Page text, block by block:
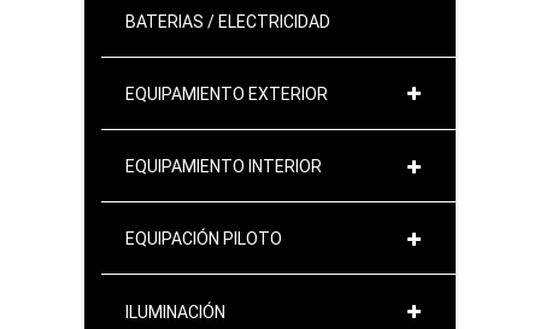
BATERIAS / ELECTRICIDAD
EQUIPAMIENTO EXTERIOR
EQUIPAMIENTO INTERIOR
EQUIPACIÓN PILOTO
ILUMINACIÓN